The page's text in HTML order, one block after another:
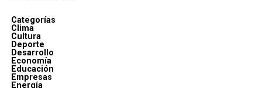
Categorías
Clima
Cultura
Deporte
Desarrollo
Economía
Educación
Empresas
Energía